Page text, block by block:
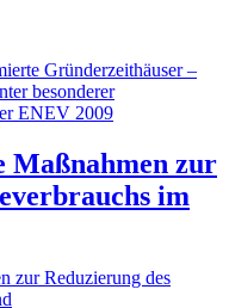
Gründerzeithäuser –
besonderer
ENEV 2009
Maßnahmen zur
im